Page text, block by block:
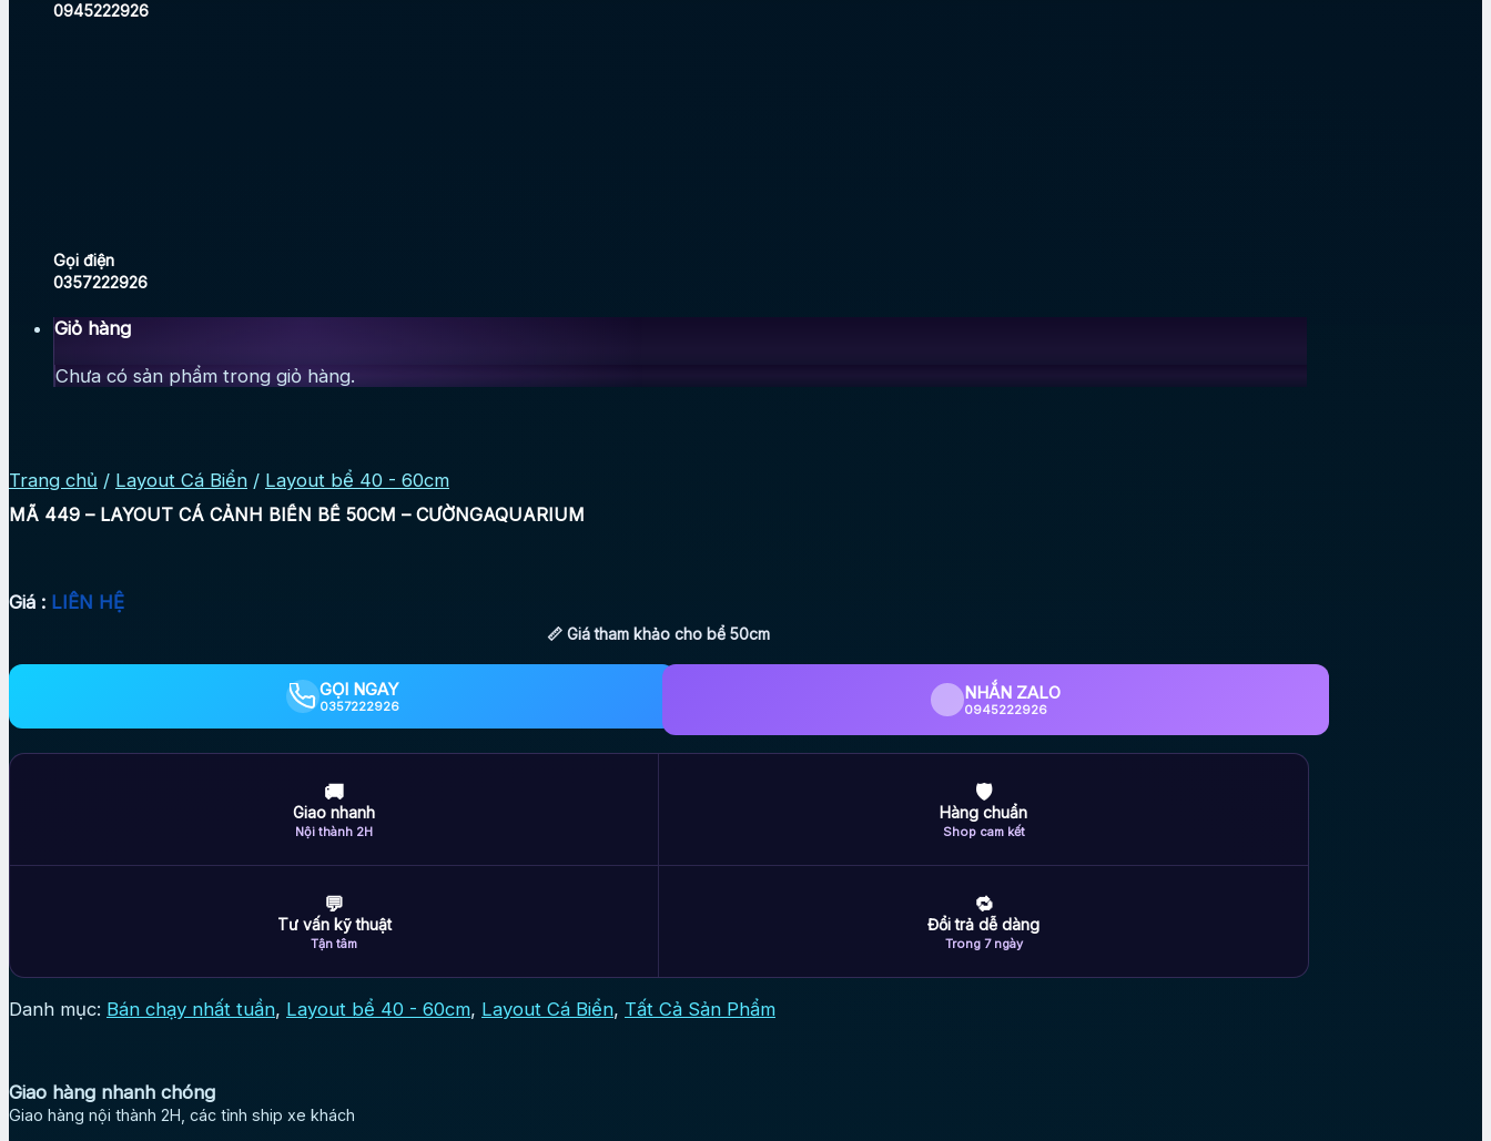
0945222926
Gọi điện
0357222926
Giỏ hàng
Chưa có sản phẩm trong giỏ hàng.
Trang chủ / Layout Cá Biển / Layout bể 40 - 60cm
MÃ 449 – LAYOUT CÁ CẢNH BIỂN BỂ 50CM – CƯỜNGAQUARIUM
Giá : LIÊN HỆ
📏 Giá tham khảo cho bể 50cm
GỌI NGAY
0357222926
NHẮN ZALO
0945222926
🚚
Giao nhanh
Nội thành 2H
🛡
Hàng chuẩn
Shop cam kết
💬
Tư vấn kỹ thuật
Tận tâm
🔁
Đổi trả dễ dàng
Trong 7 ngày
Danh mục: Bán chạy nhất tuần, Layout bể 40 - 60cm, Layout Cá Biển, Tất Cả Sản Phẩm
Giao hàng nhanh chóng
Giao hàng nội thành 2H, các tỉnh ship xe khách